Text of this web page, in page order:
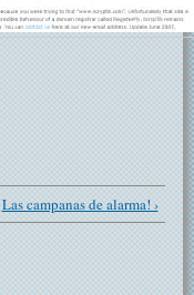
Las campanas de alarma! ›